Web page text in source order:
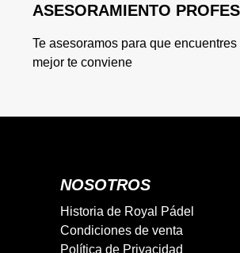
ASESORAMIENTO
Te asesoramos para que
mejor te conviene
NOSOTROS
Historia de Royal Pádel
Condiciones de venta
Política de Privacidad